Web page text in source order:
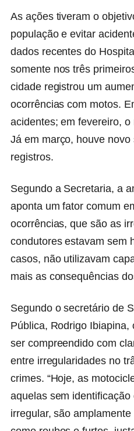
As ações tiveram o
população e evitar
dados recentes do
somente nos três
cidade registrou um
ocorrências com motos.
acidentes; em fevereiro,
Já em março, houve
registros.
Segundo a Secretaria, a
aponta um fator comum
ocorrências, que são as
condutores estavam sem
casos, não utilizavam
mais as consequências
Segundo o secretário de
Pública, Rodrigo Ibiapina,
ser compreendido com
entre irregularidades no
crimes. “Hoje, as
aquelas sem
irregular, são